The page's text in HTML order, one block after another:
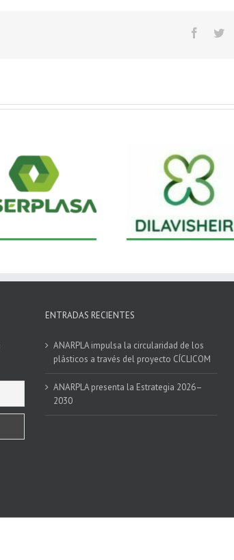
DILAVISHEIRE S.L.
ENTRADAS RECIENTES
ANARPLA impulsa la circularidad de los
plásticos a través del proyecto CÍCLICOM
ANARPLA presenta la Estrategia 2026–
2030